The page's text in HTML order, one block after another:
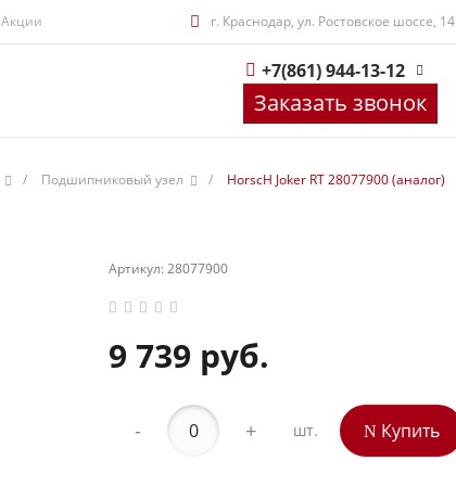
Акции г. Краснодар, ул. Ростовское шоссе, 14
+7(861) 944-13-12
Заказать звонок
/ Подшипниковый узел / HorscH Joker RT 28077900 (аналог)
Артикул:28077900
9 739 руб.
- + шт. Купить